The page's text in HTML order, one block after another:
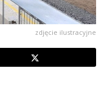
zdjęcie ilustracyjne